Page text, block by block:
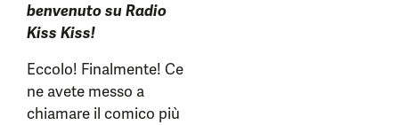
benvenuto su Radio
Kiss Kiss!
Eccolo! Finalmente! Ce
ne avete messo a
chiamare il comico più